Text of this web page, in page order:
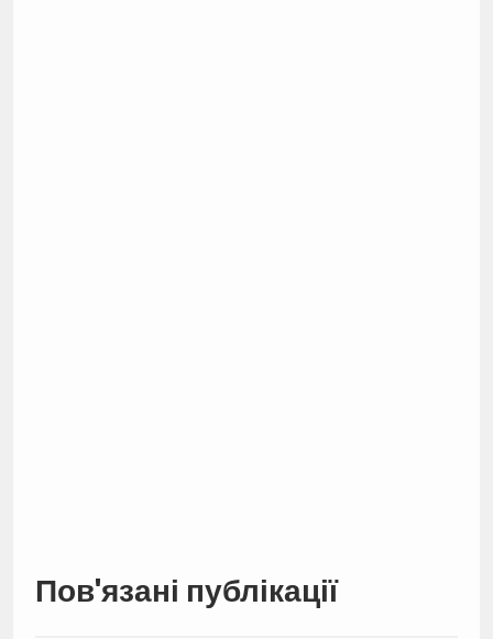
Пов'язані публікації